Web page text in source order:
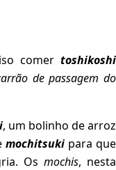
comer toshikoshi
de passagem do
, um bolinho de arroz
mochitsuki para que
Osmochis, nesta